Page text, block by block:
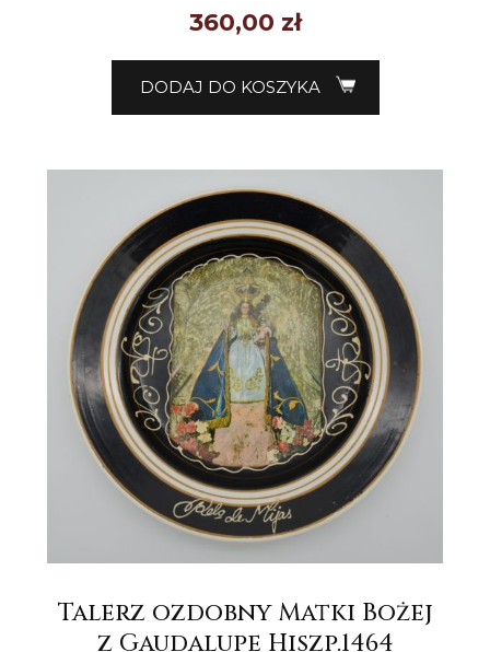
360,00 zł
DODAJ DO KOSZYKA
Talerz ozdobny Matki Bożej
z Gaudalupe Hiszp.1464